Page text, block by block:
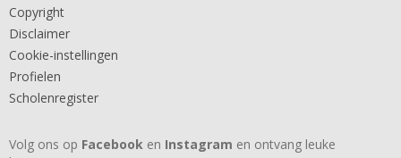
Copyright
Disclaimer
Cookie-instellingen
Profielen
Scholenregister
Volg ons op Facebook en Instagram en ontvang leuke